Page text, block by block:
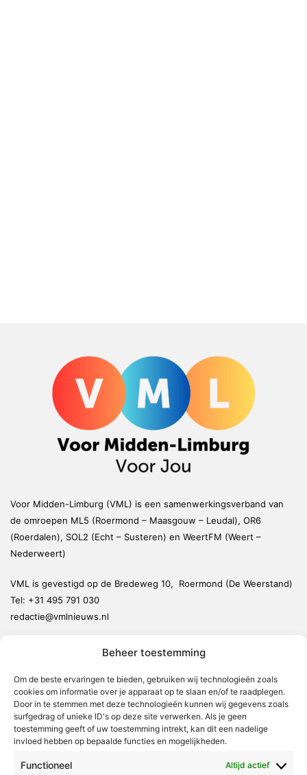
Beheer toestemming
Om de beste ervaringen te bieden, gebruiken wij technologieën zoals
cookies om informatie over je apparaat op te slaan en/of te raadplegen.
Door in te stemmen met deze technologieën kunnen wij gegevens zoals
surfgedrag of unieke ID's op deze site verwerken. Als je geen
toestemming geeft of uw toestemming intrekt, kan dit een nadelige
invloed hebben op bepaalde functies en mogelijkheden.
Functioneel Altijd actief
Voor Midden-Limburg (VML) is een samenwerkingsverband van
de omroepen ML5 (Roermond – Maasgouw – Leudal), OR6
(Roerdalen), SOL2 (Echt – Susteren) en WeertFM (Weert –
Nederweert)
VML is gevestigd op de Bredeweg 10, Roermond (De Weerstand)
Tel: +31 495 791 030
redactie@vmlnieuws.nl
Leudal
Maasgouw
Echt-Susteren